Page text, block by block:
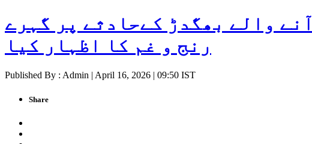
والے بھگدڑ کےحادثے پر گہرے
رنج و غم کا اظہار کیا
Published By : Admin | April 16, 2026 | 09:50 IST
Share